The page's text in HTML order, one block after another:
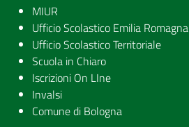
MIUR
Ufficio Scolastico Emilia Romagna
Ufficio Scolastico Territoriale
Scuola in Chiaro
Iscrizioni On LIne
Invalsi
Comune di Bologna